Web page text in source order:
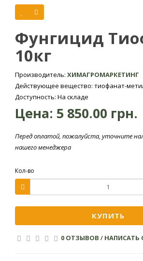
патогена;
лежкость при транспортировке и
Регистрация препарата:
Культура Объект
Яблоня
Мучнистая
ржавчина
Виноградники
Оидиум,
серая гниль
Фунгицид
10кг
Производитель: ХИМАГРОМАРКЕТИНГ
Действующее вещество: тиофанат-
Доступность: На складе
Цена: 5 850.00 грн.
Перед оплатой, пожалуйста, уточните
нашего менеджера
Кол-во
КУПИТЬ
0 ОТЗЫВОВ / НАПИСАТЬ